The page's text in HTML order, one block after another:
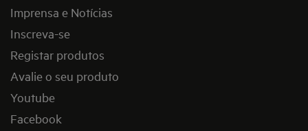
Imprensa e Notícias
Inscreva-se
Registar produtos
Avalie o seu produto
Youtube
Facebook